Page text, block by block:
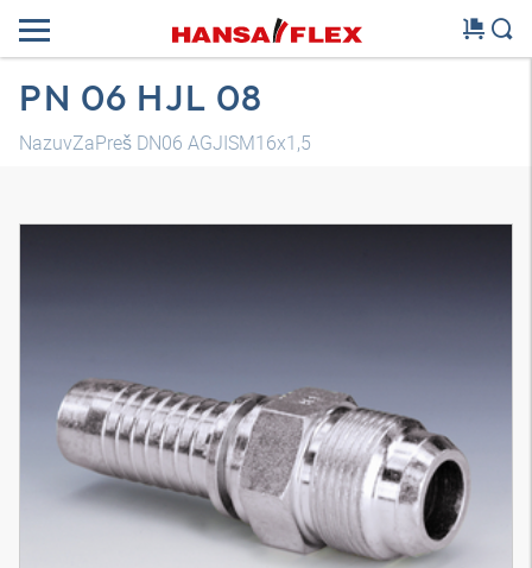
PN 06 HJL 08
NazuvZaPreš DN06 AGJISM16x1,5
3D model